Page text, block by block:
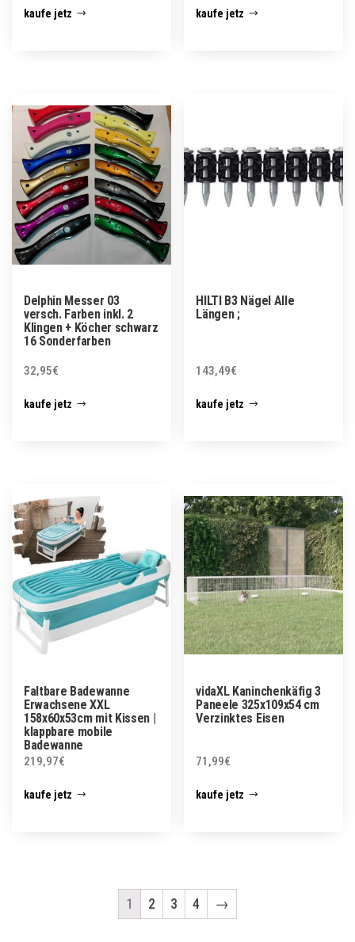
kaufe jetz kaufe jetz
Delphin Messer 03
versch. Farben inkl. 2
Klingen + Köcher schwarz
16 Sonderfarben
32,95€
kaufe jetz
HILTI B3 Nägel Alle
Längen ;
143,49€
kaufe jetz
Faltbare Badewanne
Erwachsene XXL
158x60x53cm mit Kissen |
klappbare mobile
Badewanne
219,97€
kaufe jetz
vidaXL Kaninchenkäfig 3
Paneele 325x109x54 cm
Verzinktes Eisen
71,99€
kaufe jetz
1 2 3 4 →